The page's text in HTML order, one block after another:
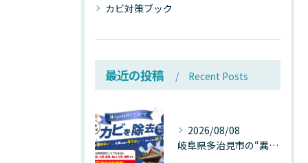
カビ対策ブック
最近の投稿 Recent Posts
2026/08/08
岐阜県多治見市の“異常な高温”が建物内部を破壊する──深層カビが急増する危険な温度差の正体